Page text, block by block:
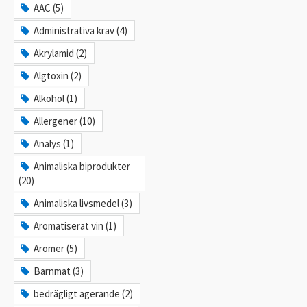
AAC (5)
Administrativa krav (4)
Akrylamid (2)
Algtoxin (2)
Alkohol (1)
Allergener (10)
Analys (1)
Animaliska biprodukter
(20)
Animaliska livsmedel (3)
Aromatiserat vin (1)
Aromer (5)
Barnmat (3)
bedrägligt agerande (2)